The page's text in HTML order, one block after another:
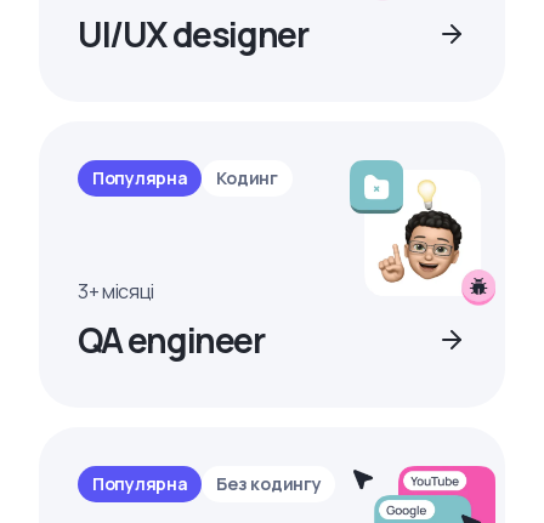
UI/UX designer
Популярна Кодинг
3+ місяці
QA engineer
Популярна Без кодингу